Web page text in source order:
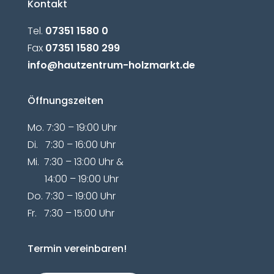
Kontakt
Tel. 07351 1580 0
Fax 07351 1580 299
info@hautzentrum-holzmarkt.de
Öffnungszeiten
Mo. 7:30 – 19:00 Uhr
Di. 7:30 – 16:00 Uhr
Mi. 7:30 – 13:00 Uhr &
14:00 – 19:00 Uhr
Do. 7:30 – 19:00 Uhr
Fr. 7:30 – 15:00 Uhr
Termin vereinbaren!